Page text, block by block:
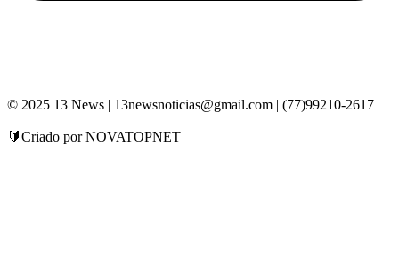
© 2025 13 News | 13newsnoticias@gmail.com | (77)99210-2617
🔰Criado por NOVATOPNET